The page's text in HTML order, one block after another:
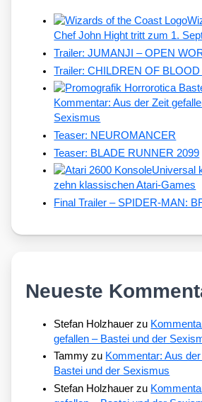
Chef John Hight tritt zum 1.
Trailer: JUMANJI – OPEN
Trailer: CHILDREN OF
Kommentar: Aus der Zeit
Sexismus
Teaser: NEUROMANCER
Teaser: BLADE RUNNER 2099
Universal
zehn klassischen Atari-Games
Final Trailer – SPIDER-MAN:
Neueste
Stefan Holzhauer zu
gefallen – Bastei und der
Tammy zu Kommentar: Aus
Bastei und der Sexismus
Stefan Holzhauer zu